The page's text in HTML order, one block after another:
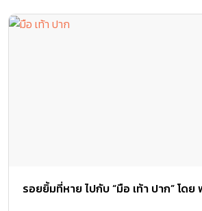
เป็นที่ตั้ง ไม่ว่าจะคนในครอบครัว หรือเพื่อนที่รั
รอยยิ้มที่หาย ไปกับ “มือ เท้า ปาก” โดย